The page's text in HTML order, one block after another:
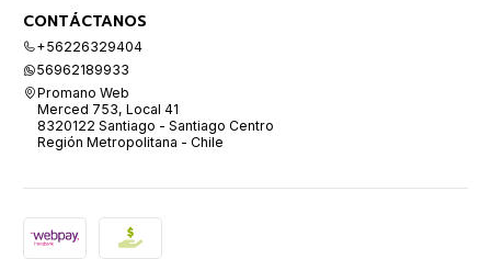
CONTÁCTANOS
+56226329404
56962189933
Promano Web
Merced 753, Local 41
8320122 Santiago - Santiago Centro
Región Metropolitana - Chile